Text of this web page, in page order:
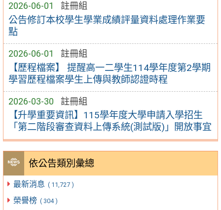
2026-06-01 註冊組
公告修訂本校學生學業成績評量資料處理作業要
點
2026-06-01 註冊組
【歷程檔案】 提醒高一二學生114學年度第2學期
學習歷程檔案學生上傳與教師認證時程
2026-03-30 註冊組
【升學重要資訊】115學年度大學申請入學招生
「第二階段審查資料上傳系統(測試版)」開放事宜
依公告類別彙總
最新消息 ( 11,727 )
榮譽榜 ( 304 )